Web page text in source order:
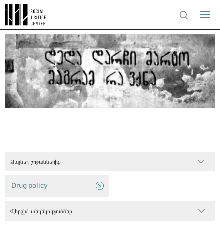
Ձայներ շրջաններից
Drug policy
Վերջին տեղեկություններ